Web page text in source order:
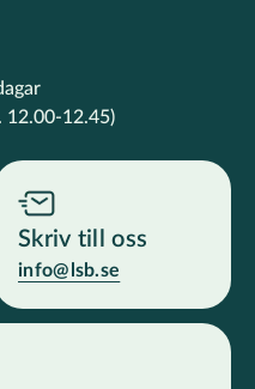
12.00-12.45)
Skriv till oss
info@lsb.se